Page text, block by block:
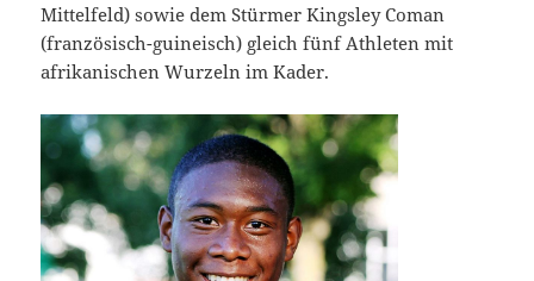
Mittelfeld) sowie dem Stürmer Kingsley Coman
(französisch-guineisch) gleich fünf Athleten mit
afrikanischen Wurzeln im Kader.